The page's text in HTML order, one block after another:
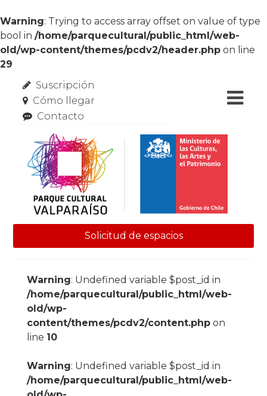
Warning: Trying to access array offset on value of type
bool in /home/parquecultural/public_html/web-
old/wp-content/themes/pcdv2/header.php on line
29
Suscripción
Cómo llegar
Contacto
Solicitud de espacios
Warning: Undefined variable $post_id in
/home/parquecultural/public_html/web-
old/wp-
content/themes/pcdv2/content.phpon
line 10
Warning: Undefined variable $post_id in
/home/parquecultural/public_html/web-